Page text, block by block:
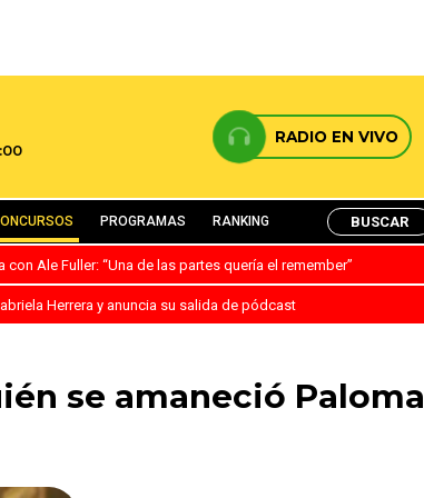
RADIO EN VIVO
PROGRAMAS RANKING BUSCAR
Ale Fuller: “Una de las partes quería el remember”
Herrera y anuncia su salida de pódcast
se amaneció Paloma